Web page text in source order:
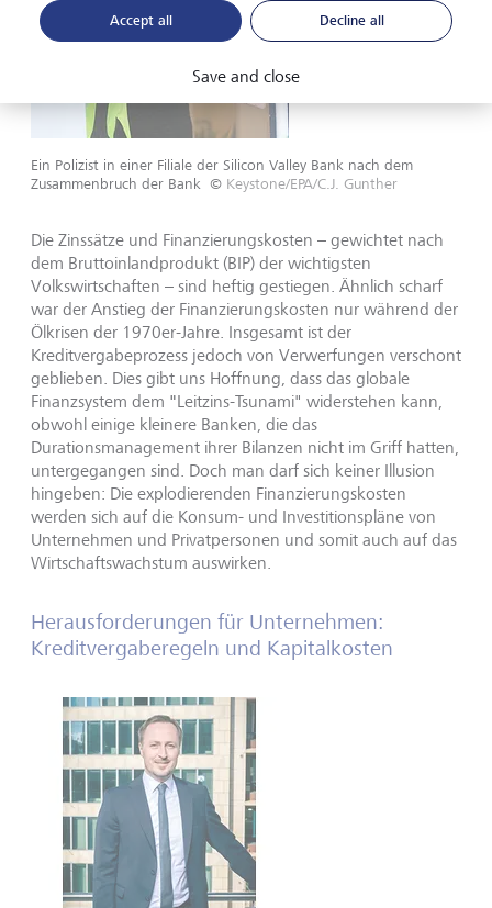
Ein Polizist in einer Filiale der Silicon Valley Bank nach dem
Zusammenbruch der Bank © Keystone/EPA/C.J. Gunther
Die Zinssätze und Finanzierungskosten – gewichtet nach
dem Bruttoinlandprodukt (BIP) der wichtigsten
Volkswirtschaften – sind heftig gestiegen. Ähnlich scharf
war der Anstieg der Finanzierungskosten nur während der
Ölkrisen der 1970er-Jahre. Insgesamt ist der
Kreditvergabeprozess jedoch von Verwerfungen verschont
geblieben. Dies gibt uns Hoffnung, dass das globale
Finanzsystem dem "Leitzins-Tsunami" widerstehen kann,
obwohl einige kleinere Banken, die das
Durationsmanagement ihrer Bilanzen nicht im Griff hatten,
untergegangen sind. Doch man darf sich keiner Illusion
hingeben: Die explodierenden Finanzierungskosten
werden sich auf die Konsum- und Investitionspläne von
Unternehmen und Privatpersonen und somit auch auf das
Wirtschaftswachstum auswirken.
Herausforderungen für Unternehmen:
Kreditvergaberegeln und Kapitalkosten
Accept all Decline all
Save and close